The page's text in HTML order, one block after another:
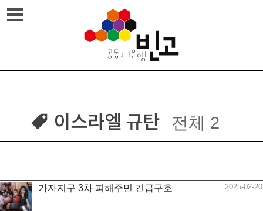
Skip
to
이스라엘 규탄 전체 2
가자지구 3차 피해주민 긴급구호 2025-02-20